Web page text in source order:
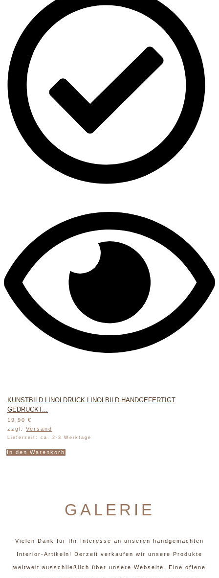
KUNSTBILD LINOLDRUCK LINOLBILD HANDGEFERTIGT
GEDRUCKT...
19,90 €
zzgl. Versand
Lieferzeit: ca. 2-3 Werktage
In den Warenkorb
GALERIE
Vielen Dank für Ihr Interesse an unseren handgemachten
Interior-Artikeln! Derzeit verkaufen wir unsere Produkte
weltweit ausschließlich über unsere Webseite. Eine offene